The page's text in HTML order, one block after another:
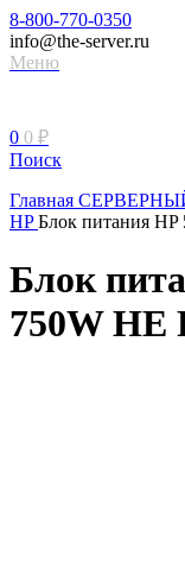
8-800-770-0350
info@the-server.ru
Меню
0 0 ₽
Поиск
Главная
HPБлок питания HP
Блок
750W HE